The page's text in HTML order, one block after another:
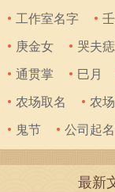
工作室名字
庚金女
哭夫痣
通贯掌
巳月
农场取名
农
鬼节
公司起
最新